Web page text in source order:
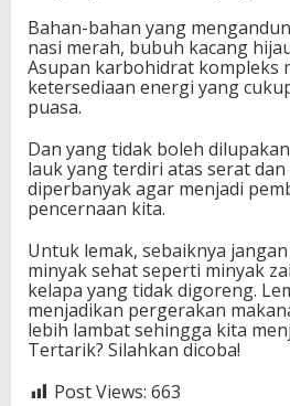
Bahan-bahan yang
nasi merah, bubuh kacang
Asupan karbohidrat kompleks
ketersediaan energi yang
puasa.
Dan yang tidak boleh
lauk yang terdiri atas serat dan
diperbanyak agar menjadi
pencernaan kita.
Untuk lemak, sebaiknya
minyak sehat seperti minyak
kelapa yang tidak digoreng.
menjadikan pergerakan
lebih lambat sehingga kita
Tertarik? Silahkan dicoba!
Post Views: 663